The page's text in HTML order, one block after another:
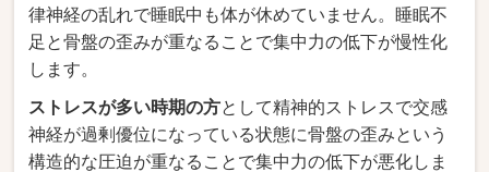
律神経の乱れで睡眠中も体が休めていません。睡眠不
足と骨盤の歪みが重なることで集中力の低下が慢性化
します。
ストレスが多い時期の方として精神的ストレスで交感
神経が過剰優位になっている状態に骨盤の歪みという
構造的な圧迫が重なることで集中力の低下が悪化しま